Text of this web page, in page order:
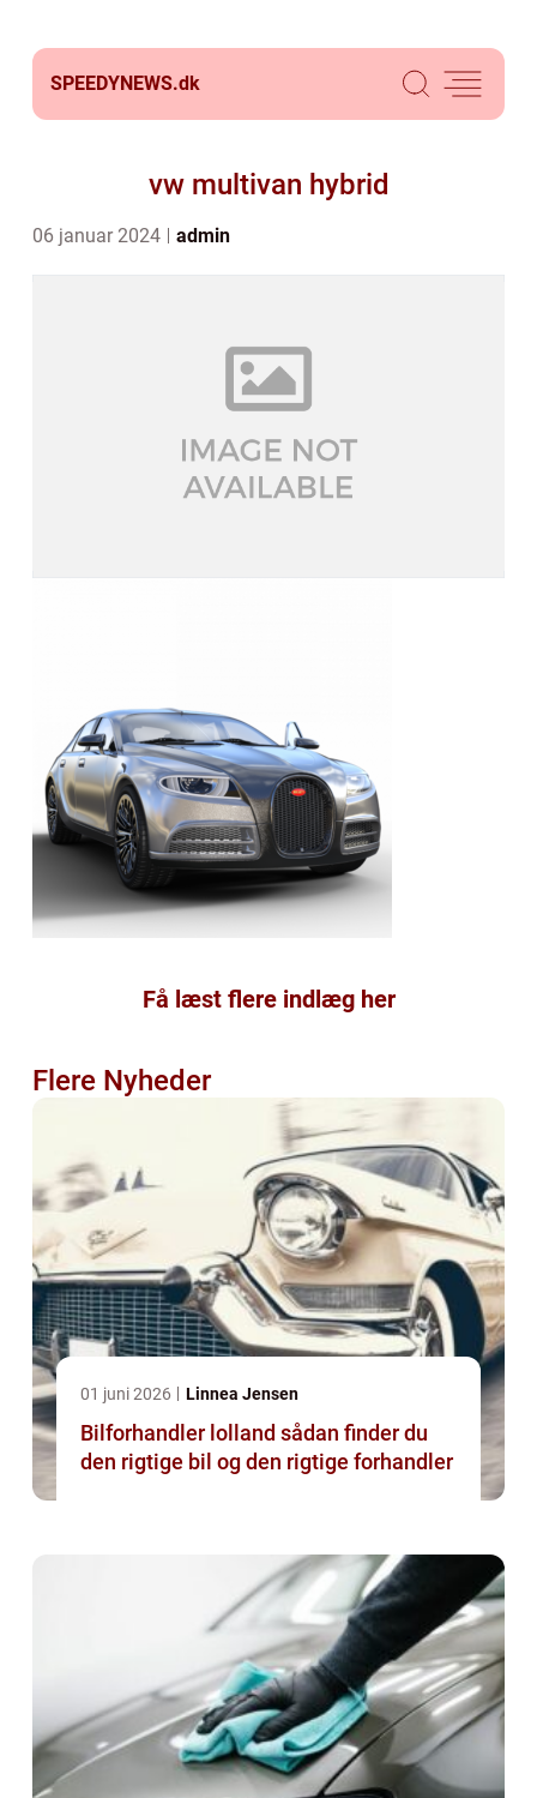
SPEEDYNEWS.dk
vw multivan hybrid
06 januar 2024 admin
Få læst flere indlæg her
Flere Nyheder
01 juni 2026 Linnea Jensen
Bilforhandler lolland sådan finder du
den rigtige bil og den rigtige forhandler